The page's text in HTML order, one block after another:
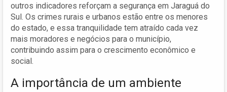
outros indicadores reforçam a segurança em Jaraguá do
Sul. Os crimes rurais e urbanos estão entre os menores
do estado, e essa tranquilidade tem atraído cada vez
mais moradores e negócios para o município,
contribuindo assim para o crescimento econômico e
social.
A importância de um ambiente